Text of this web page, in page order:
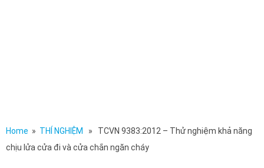
Home » THÍ NGHIỆM
» TCVN 9383:2012 – Thử nghiệm khả năng
chịu lửa cửa đi và cửa chắn ngăn cháy